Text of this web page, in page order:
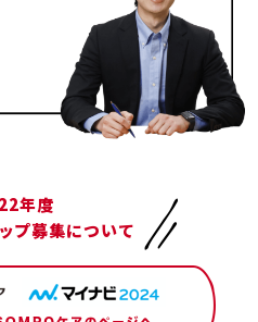
年度
プ募集について